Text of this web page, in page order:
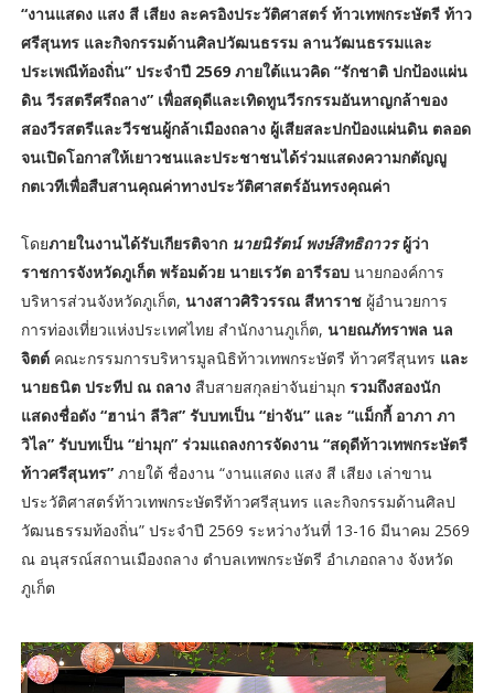
“งานแสดง แสง สี เสียง ละครอิงประวัติศาสตร์ ท้าวเทพกระษัตรี ท้าว
ศรีสุนทร และกิจกรรมด้านศิลปวัฒนธรรม ลานวัฒนธรรมและ
ประเพณีท้องถิ่น” ประจำปี 2569 ภายใต้แนวคิด “รักชาติ ปกป้องแผ่น
ดิน วีรสตรีศรีถลาง” เพื่อสดุดีและเทิดทูนวีรกรรมอันหาญกล้าของ
สองวีรสตรีและวีรชนผู้กล้าเมืองถลาง ผู้เสียสละปกป้องแผ่นดิน ตลอด
จนเปิดโอกาสให้เยาวชนและประชาชนได้ร่วมแสดงความกตัญญู
กตเวทีเพื่อสืบสานคุณค่าทางประวัติศาสตร์อันทรงคุณค่า
โดยภายในงานได้รับเกียรติจาก นายนิรัตน์ พงษ์สิทธิถาวรผู้ว่า
ราชการจังหวัดภูเก็ต พร้อมด้วย นายเรวัต อารีรอบ นายกองค์การ
บริหารส่วนจังหวัดภูเก็ต, นางสาวศิริวรรณ สีหาราชผู้อำนวยการ
การท่องเที่ยวแห่งประเทศไทย สำนักงานภูเก็ต, นายณภัทราพล นล
จิตต์ คณะกรรมการบริหารมูลนิธิท้าวเทพกระษัตรี ท้าวศรีสุนทร และ
นายธนิต ประทีป ณ ถลางสืบสายสกุลย่าจันย่ามุก รวมถึงสองนัก
แสดงชื่อดัง “ฮาน่า ลีวิส” รับบทเป็น “ย่าจัน” และ “แม็กกี้ อาภา ภา
วิไล” รับบทเป็น “ย่ามุก” ร่วมแถลงการจัดงาน “สดุดีท้าวเทพกระษัตรี
ท้าวศรีสุนทร” ภายใต้ ชื่องาน “งานแสดง แสง สี เสียง เล่าขาน
ประวัติศาสตร์ท้าวเทพกระษัตรีท้าวศรีสุนทร และกิจกรรมด้านศิลป
วัฒนธรรมท้องถิ่น” ประจำปี 2569 ระหว่างวันที่ 13-16 มีนาคม 2569
ณ อนุสรณ์สถานเมืองถลาง ตำบลเทพกระษัตรี อำเภอถลาง จังหวัด
ภูเก็ต